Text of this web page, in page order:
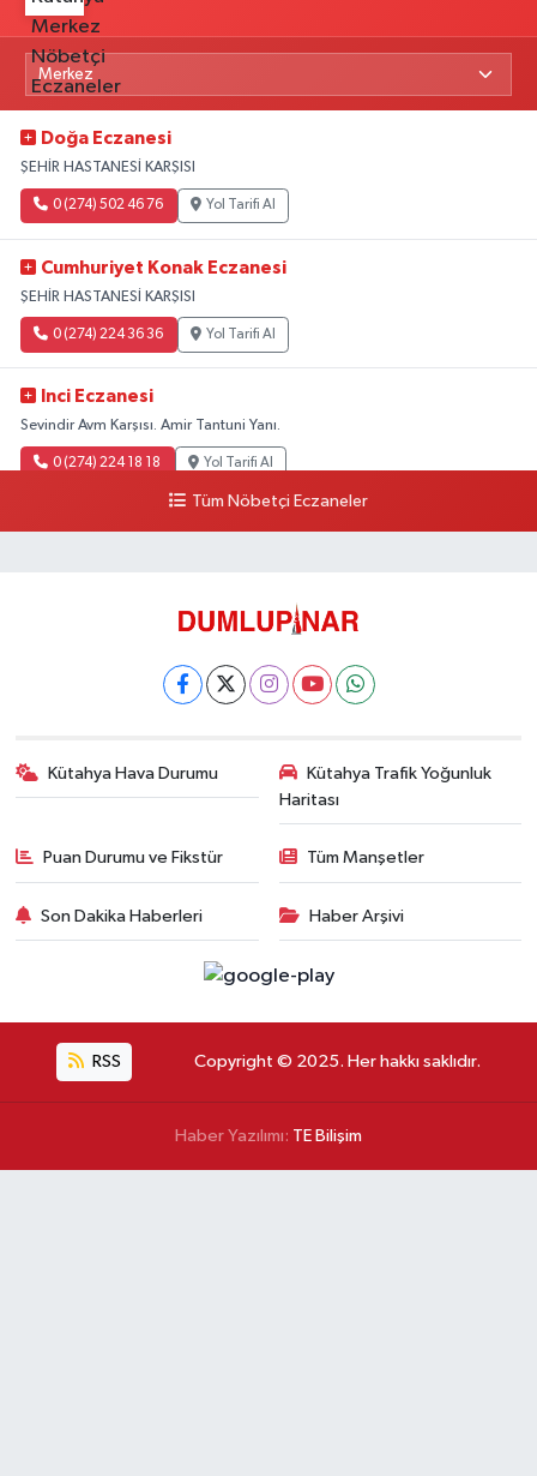
Doğa Eczanesi
ŞEHİR HASTANESİ KARŞISI
0 (274) 502 46 76 Yol Tarifi Al
Cumhuriyet Konak Eczanesi
ŞEHİR HASTANESİ KARŞISI
0 (274) 224 36 36 Yol Tarifi Al
Inci Eczanesi
Sevindir Avm Karşısı. Amir Tantuni Yanı.
0 (274) 224 18 18 Yol Tarifi Al
Tüm Nöbetçi Eczaneler
Kütahya Hava Durumu
Kütahya Trafik Yoğunluk
Haritası
Puan Durumu ve Fikstür Tüm Manşetler
Son Dakika Haberleri Haber Arşivi
RSS Copyright © 2025. Her hakkı saklıdır.
Haber Yazılımı: TE Bilişim